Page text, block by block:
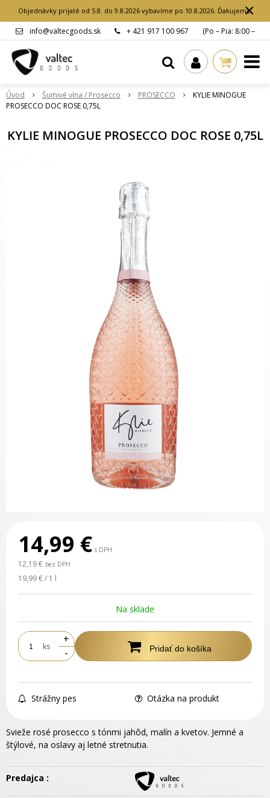
Objednávky prijaté od 5.8. do 9.8.2026 vybavíme po 10.8.2026. Ďakujeme.
×
info@valtecgoods.sk + 421 917 100 967
(Po – Pia: 8:00 –
Úvod Šumivé vína / Prosecco PROSECCO
KYLIE MINOGUE
PROSECCO DOC ROSE 0,75L
KYLIE MINOGUE PROSECCO DOC ROSE 0,75L
14,99 € s DPH
12,19 € bez DPH
19,99 € / 1 l
Na sklade
ks
+
-
Pridať do košíka
Strážny pes Otázka na produkt
Svieže rosé prosecco s tónmi jahôd, malín a kvetov. Jemné a
štýlové, na oslavy aj letné stretnutia.
Predajca :